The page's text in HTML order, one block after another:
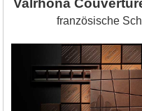
französische